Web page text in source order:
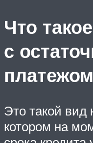
Что
с
Это такой вид
котором на